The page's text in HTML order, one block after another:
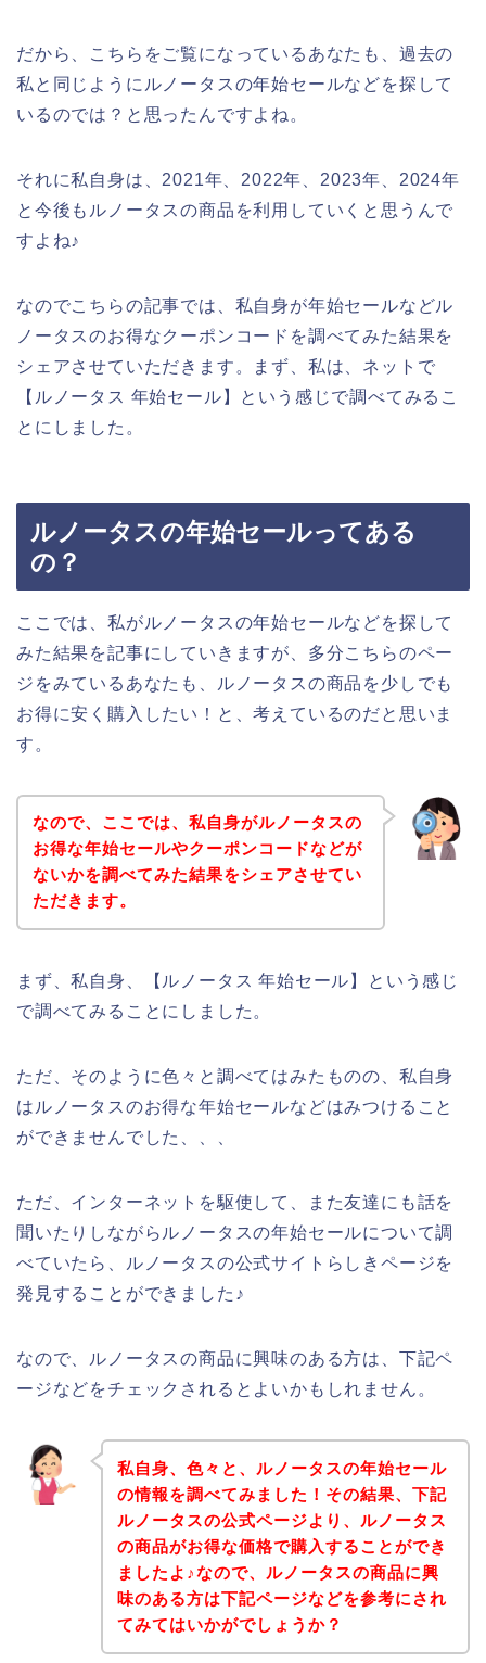
だから、こちらをご覧になっているあなたも、過去の
私と同じようにルノータスの年始セールなどを探して
いるのでは？と思ったんですよね。
それに私自身は、2021年、2022年、2023年、2024年
と今後もルノータスの商品を利用していくと思うんで
すよね♪
なのでこちらの記事では、私自身が年始セールなどル
ノータスのお得なクーポンコードを調べてみた結果を
シェアさせていただきます。まず、私は、ネットで
【ルノータス 年始セール】という感じで調べてみるこ
とにしました。
ルノータスの年始セールってある
の？
ここでは、私がルノータスの年始セールなどを探して
みた結果を記事にしていきますが、多分こちらのペー
ジをみているあなたも、ルノータスの商品を少しでも
お得に安く購入したい！と、考えているのだと思いま
す。
なので、ここでは、私自身がルノータスの
お得な年始セールやクーポンコードなどが
ないかを調べてみた結果をシェアさせてい
ただきます。
まず、私自身、【ルノータス 年始セール】という感じ
で調べてみることにしました。
ただ、そのように色々と調べてはみたものの、私自身
はルノータスのお得な年始セールなどはみつけること
ができませんでした、、、
ただ、インターネットを駆使して、また友達にも話を
聞いたりしながらルノータスの年始セールについて調
べていたら、ルノータスの公式サイトらしきページを
発見することができました♪
なので、ルノータスの商品に興味のある方は、下記ペ
ージなどをチェックされるとよいかもしれません。
私自身、色々と、ルノータスの年始セール
の情報を調べてみました！その結果、下記
ルノータスの公式ページより、ルノータス
の商品がお得な価格で購入することができ
ましたよ♪なので、ルノータスの商品に興
味のある方は下記ページなどを参考にされ
てみてはいかがでしょうか？